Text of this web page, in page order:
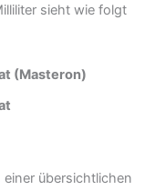
sieht wie folgt
(Masteron)
übersichtlichen